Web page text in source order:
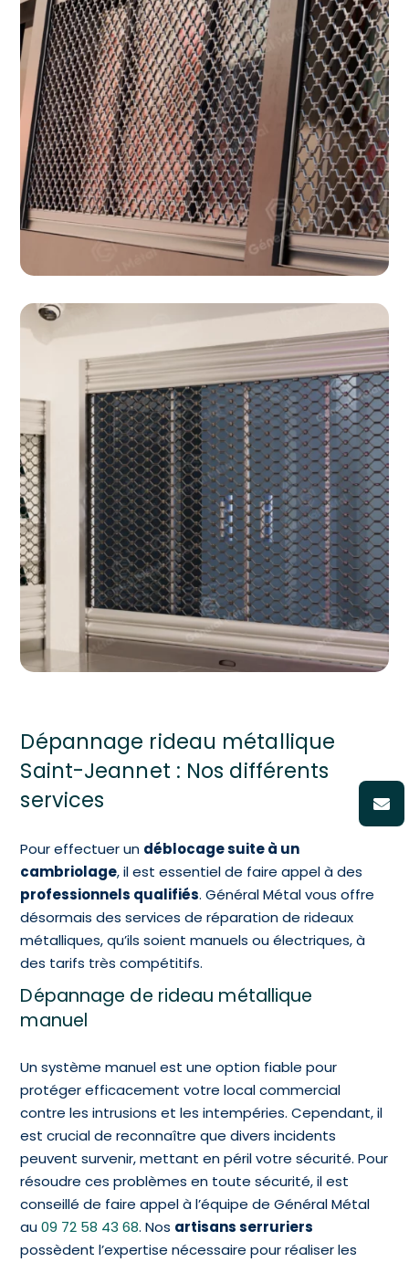
Dépannage rideau métallique
Saint-Jeannet : Nos différents
services
Pour effectuer un déblocage suite à un
cambriolage, il est essentiel de faire appel à des
professionnels qualifiés. Général Métal vous offre
désormais des services de réparation de rideaux
métalliques, qu’ils soient manuels ou électriques, à
des tarifs très compétitifs.
Dépannage de rideau métallique
manuel
Un système manuel est une option fiable pour
protéger efficacement votre local commercial
contre les intrusions et les intempéries. Cependant, il
est crucial de reconnaître que divers incidents
peuvent survenir, mettant en péril votre sécurité. Pour
résoudre ces problèmes en toute sécurité, il est
conseillé de faire appel à l’équipe de Général Métal
au09 72 58 43 68. Nos artisans serruriers
possèdent l’expertise nécessaire pour réaliser les